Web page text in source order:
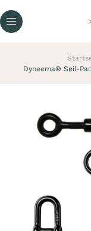
Dyneema® Seil-